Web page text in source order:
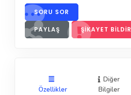
SORU SOR
PAYLAŞ ŞIKAYET BILDIR
Özellikler
Diğer
Bilgiler